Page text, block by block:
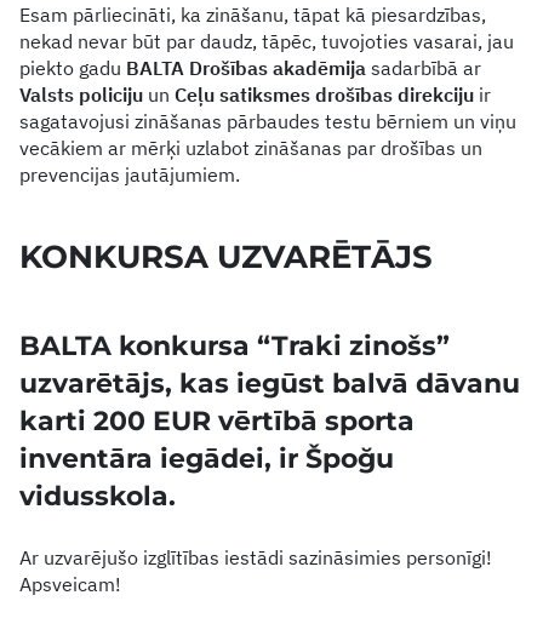
Esam pārliecināti, ka zināšanu, tāpat kā piesardzības,
nekad nevar būt par daudz, tāpēc, tuvojoties vasarai, jau
piekto gadu BALTA Drošības akadēmija sadarbībā ar
Valsts policiju un Ceļu satiksmes drošības direkciju ir
sagatavojusi zināšanas pārbaudes testu bērniem un viņu
vecākiem ar mērķi uzlabot zināšanas par drošības un
prevencijas jautājumiem.
KONKURSA UZVARĒTĀJS
BALTA konkursa “Traki zinošs”
uzvarētājs, kas iegūst balvā dāvanu
karti 200 EUR vērtībā sporta
inventāra iegādei, ir Špoğu
vidusskola.
Ar uzvarējušo izglītības iestādi sazināsimies personīgi!
Apsveicam!